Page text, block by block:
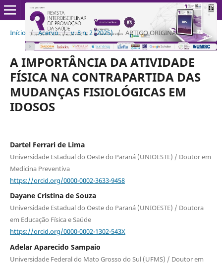
Início / Acervo / v. 8 n. 2 (2025) / ARTIGO ORIGINAL
A IMPORTÂNCIA DA ATIVIDADE
FÍSICA NA CONTRAPARTIDA DAS
MUDANÇAS FISIOLÓGICAS EM
IDOSOS
Dartel Ferrari de Lima
Universidade Estadual do Oeste do Paraná (UNIOESTE) / Doutor em
Medicina Preventiva
https://orcid.org/0000-0002-3633-9458
Dayane Cristina de Souza
Universidade Estadual do Oeste do Paraná (UNIOESTE) / Doutora
em Educação Física e Saúde
https://orcid.org/0000-0002-1302-543X
Adelar Aparecido Sampaio
Universidade Federal do Mato Grosso do Sul (UFMS) / Doutor em